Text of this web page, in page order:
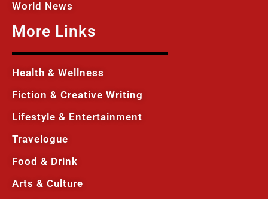
World News
More Links
Health & Wellness
Fiction & Creative Writing
Lifestyle & Entertainment
Travelogue
Food & Drink
Arts & Culture